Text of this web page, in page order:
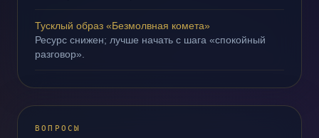
Тусклый образ «Безмолвная комета»
Ресурс снижен; лучше начать с шага «спокойный
разговор».
ВОПРОСЫ